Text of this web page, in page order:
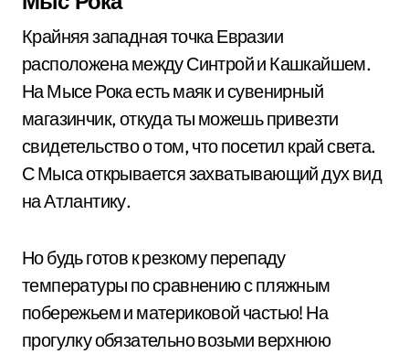
Крайняя западная точка Евразии
расположена между Синтрой и Кашкайшем.
На Мысе Рока есть маяк и сувенирный
магазинчик, откуда ты можешь привезти
свидетельство о том, что посетил край света.
С Мыса открывается захватывающий дух вид
на Атлантику.
Но будь готов к резкому перепаду
температуры по сравнению с пляжным
побережьем и материковой частью! На
прогулку обязательно возьми верхнюю